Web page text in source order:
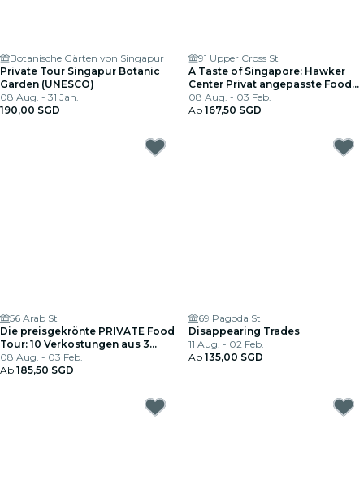
Botanische Gärten von Singapur
Private Tour Singapur Botanic
Garden (UNESCO)
08 Aug. - 31 Jan.
190,00 SGD
91 Upper Cross St
A Taste of Singapore: Hawker
Center Privat angepasste Food
Tour
08 Aug. - 03 Feb.
Ab 167,50 SGD
56 Arab St
Die preisgekrönte PRIVATE Food
Tour: 10 Verkostungen aus 3
Kulturen
08 Aug. - 03 Feb.
Ab 185,50 SGD
69 Pagoda St
Disappearing Trades
11 Aug. - 02 Feb.
Ab 135,00 SGD